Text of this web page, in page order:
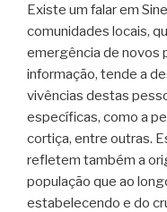
Existe um falar em
comunidades locais,
emergência de novos
informação, tende a
vivências destas
específicas, como a
cortiça, entre outras.
refletem também a
população que ao
estabelecendo e do